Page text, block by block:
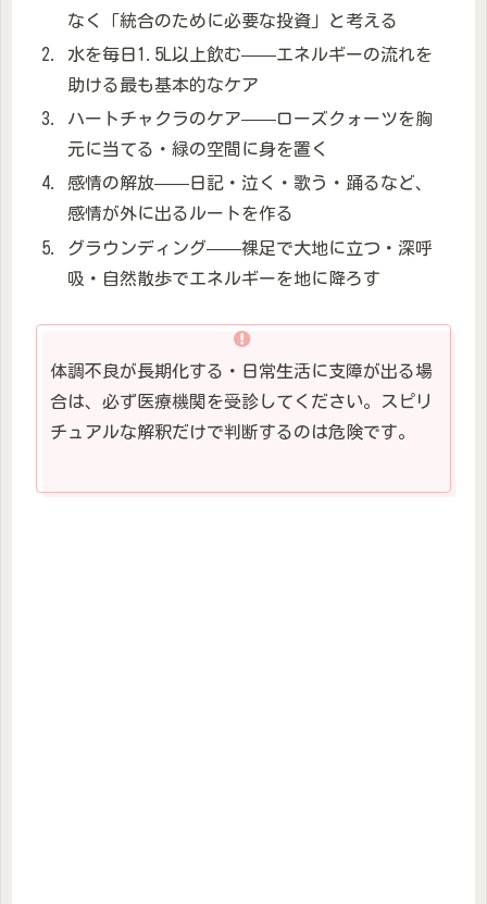
なく「統合のために必要な投資」と考える
水を毎日1.5L以上飲む——エネルギーの流れを
助ける最も基本的なケア
ハートチャクラのケア——ローズクォーツを胸
元に当てる・緑の空間に身を置く
感情の解放——日記・泣く・歌う・踊るなど、
感情が外に出るルートを作る
グラウンディング——裸足で大地に立つ・深呼
吸・自然散歩でエネルギーを地に降ろす
体調不良が長期化する・日常生活に支障が出る場
合は、必ず医療機関を受診してください。スピリ
チュアルな解釈だけで判断するのは危険です。